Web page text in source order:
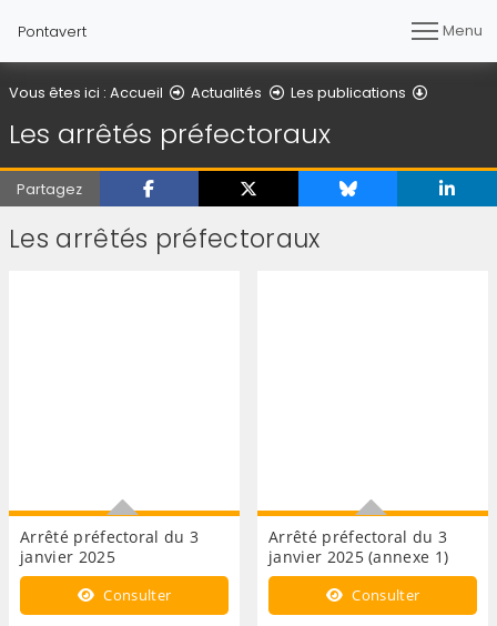
Pontavert Menu
Vous êtes ici : Accueil Actualités Les publications
Les arrêtés préfectoraux
Partagez
Les arrêtés préfectoraux
Arrêté préfectoral du 3
janvier 2025
Arrêté préfectoral portant
autorisation de pénétrer
Consulter
Arrêté préfectoral du 3
janvier 2025 (annexe 1)
Arrêté préfectoral portant
autorisation de pénétrer
Consulter